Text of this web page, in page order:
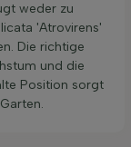
weder zu
'Atrovirens'
Die richtige
und die
Position sorgt